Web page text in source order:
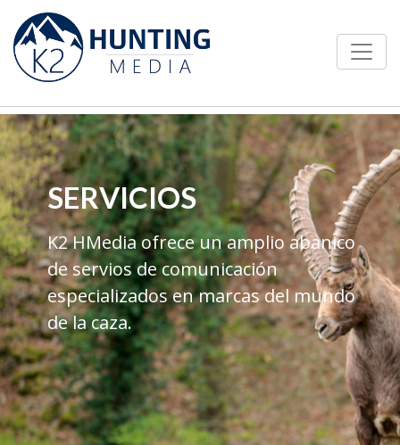
SERVICIOS
K2 HMedia ofrece un amplio abanico
de servios de comunicación
especializados en marcas del mundo
de la caza.